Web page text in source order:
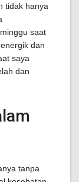
tidak hanya
saat
dan
saya
dan
tanpa